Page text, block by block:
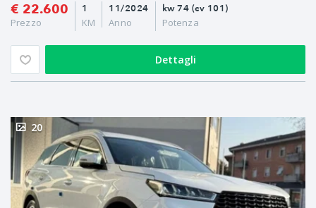
€ 22.600
Prezzo
11/2024
Anno
1
KM
kw 74 (cv 101)
Potenza
Dettagli
20